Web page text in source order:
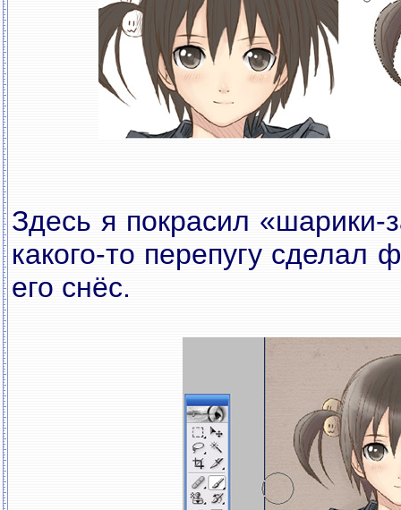
Здесь я покрасил «шарики-
какого-то перепугу сделал
его снёс.